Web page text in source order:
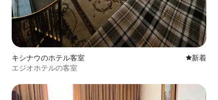
キシナウのホテル客室 新しい宿
新着
エジオホテルの客室